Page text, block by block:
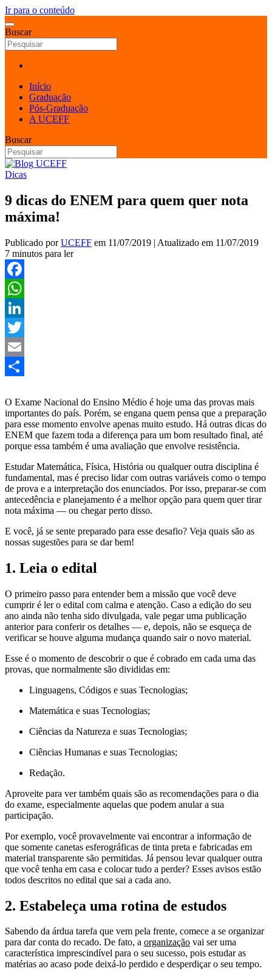
Ir para o conteúdo
Buscar
Início
Graduação
Pós-Graduação
A UCEFF
Buscar
Dicas
9 dicas do ENEM para quem quer nota
máxima!
Publicado porUCEFF em 11/07/2019 | Atualizado em 11/07/2019
7 minutos para ler
Facebook
WhatsApp
LinkedIn
Twitter
Email
O Exame Nacional do Ensino Médio é hoje uma das provas mais
importantes do país. Porém, se engana quem pensa que a preparação
para esse momento envolve apenas muito estudo. Há outras dicas do
ENEM que fazem toda a diferença para um bom resultado final, até
porque essa também é uma avaliação que envolve resistência.
Estudar Matemática, Física, História ou qualquer outra disciplina é
fundamental, mas é preciso lidar com outras variáveis como o tempo
de prova e a interpretação dos enunciados. Por isso, preparar-se com
antecedência e planejamento é a melhor opção para quem quer tirar
nota máxima — ou chegar perto disso.
E você, já se sente preparado para esse desafio? Veja quais são as
nossas sugestões para se dar bem!
1. Leia o edital
O primeiro passo para entender bem a missão que você deve
cumprir é ler o edital com calma e atenção. Caso a edição do seu
ano ainda não tenha sido divulgada, vale pegar uma publicação
anterior para conferir os detalhes — e, depois, não se esqueça de
verificar se houve alguma mudança quando sair o novo material.
Esse é o momento de descobrir o que é cobrado em cada uma das
provas, que normalmente são divididas em:
Linguagens, Códigos e suas Tecnologias;
Matemática e suas Tecnologias;
Ciências da Natureza e suas Tecnologias;
Ciências Humanas e suas Tecnologias;
Redação.
Aproveite para ver também quais são as recomendações para o dia
do exame, especialmente aquelas que podem anular a sua
participação.
Por exemplo, você provavelmente vai encontrar a informação de
que somente canetas esferográficas de tinta preta e fabricadas em
material transparente são permitidas. Já pensou levar qualquer outra
que você tenha em casa e colocar tudo a perder? Esses avisos estão
todos descritos no edital que sai a cada ano.
2. Estabeleça uma rotina de estudos
Sabendo da árdua tarefa que vem pela frente, comece a se organizar
para dar conta do recado. De fato, a organização vai ser uma
característica imprescindível para o seu sucesso, pois estudar as
matérias ao acaso pode deixá-lo perdido e desperdiçar o seu tempo.